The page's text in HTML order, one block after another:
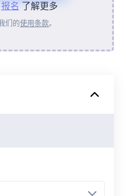
Drive
报名了解更多
们的使用条款。